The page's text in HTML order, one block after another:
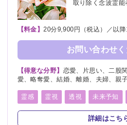
取り除く念波霊能
【料金】 20分9,900円（税込）／以降
お問い合わせ
【得意な分野】 恋愛、片思い、二股
愛、略奪愛、結婚、離婚、夫婦、親
職、進路、未来、介護、健康、金運
人、教育、過去、浮気、総合運、運
霊感 霊視 透視 未来予知
言霊 守護霊 死者霊の降霊
詳細はこち